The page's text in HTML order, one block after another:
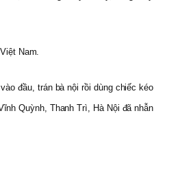
Nam.
đầu, trán bà nội rồi dùng chiếc kéo
Quỳnh, Thanh Trì, Hà Nội đã nhẫn